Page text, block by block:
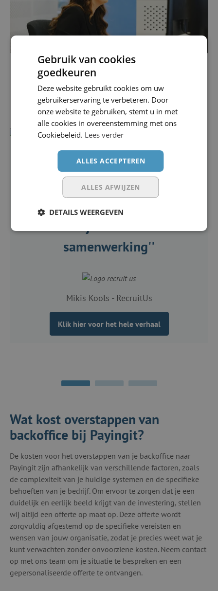
Wat zeggen onze klanten?
'' Payroll is wel echt een vak
apart en zou ik niet zelf
willen doen, daarom ben ik
samenwerking''
Mikis Kools - RecruitUs
Klik hier voor het hele verhaal
Wat kost overstappen van
backoffice bij Payingit?
De kosten voor het overstappen van je backoffice naar
Payingit zijn afhankelijk van verschillende factoren, zoals
de complexiteit van je huidige systemen en de specifieke
behoeften van je bedrijf. Om ervoor te zorgen dat je een
duidelijk en eerlijk beeld krijgt van de investering, stellen
wij altijd een offerte op maat op. Deze offerte wordt
zorgvuldig afgestemd op de specifieke vereisten en
wensen van jouw organisatie, zodat je precies weet wat je
kunt verwachten zonder onvoorziene kosten. Neem contact
op met ons team om je situatie te bespreken en een
gepersonaliseerde offerte te ontvangen.
Gebruik van cookies
goedkeuren
Deze website gebruikt cookies om uw
gebruikerservaring te verbeteren. Door
onze website te gebruiken, stemt u in met
alle cookies in overeenstemming met ons
Cookiebeleid. Lees verder
ALLES ACCEPTEREN
ALLES AFWIJZEN
DETAILS WEERGEVEN